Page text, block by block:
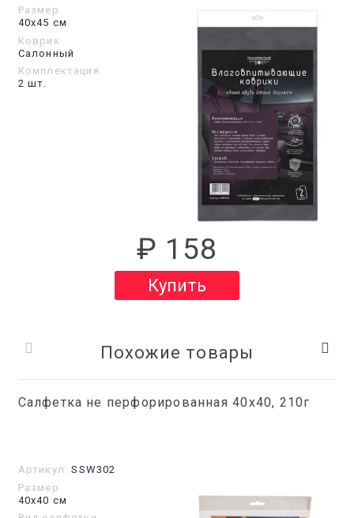
Размер
40х45 см
Коврик
Салонный
Комплектация
2 шт.
₽ 158
Купить
Похожие товары
Салфетка не перфорированная 40x40, 210г
Артикул: SSW302
Размер
40х40 см